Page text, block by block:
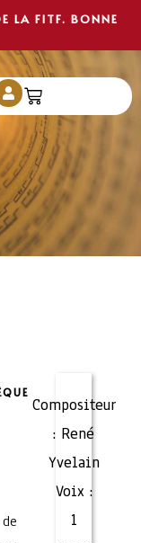
LA FITF. BONNE
Compositeur
: René
Yvelain
Voix :
1